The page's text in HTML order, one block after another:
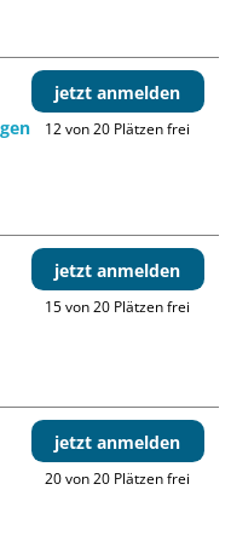
jetzt anmelden
12 von 20 Plätzen frei
jetzt anmelden
15 von 20 Plätzen frei
jetzt anmelden
20 von 20 Plätzen frei